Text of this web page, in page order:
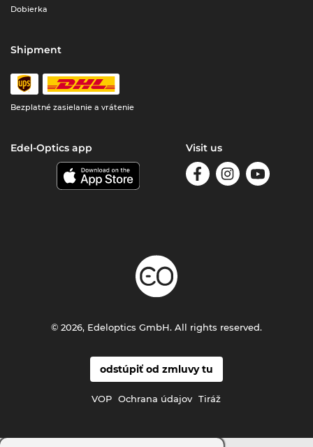
Dobierka
Shipment
Bezplatné zasielanie a vrátenie
Edel-Optics app Visit us
odstúpiť od zmluvy tu
VOP Ochrana údajov Tiráž
© 2026, Edeloptics GmbH. All rights reserved.